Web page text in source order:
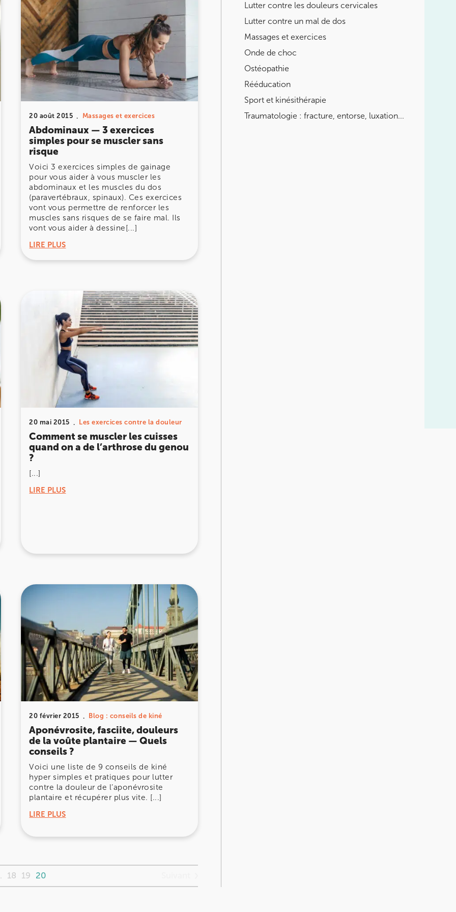
DOULEURS ET BLESSURES DE LA HANCHE ET DE
LA CUISSE
DOULEURS ET BLESSURES DU GENOU ET DE LA
LES MALADIES EN RHUMATOLOGIE
DÉBUTER OU REPRENDRE LE
SPORT
DU SPORT POUR PRÉPARER LES
BOOSTER LES PERFORMANCES
20 août 2015 Massages et exercices
Abdominaux — 3 exercices
simples pour se muscler sans
risque
Voici 3 exercices simples de gainage
pour vous aider à vous muscler les
abdominaux et les muscles du dos
(paravertébraux, spinaux). Ces exercices
vont vous permettre de renforcer les
muscles sans risques de se faire mal. Ils
vont vous aider à dessine[...]
LIRE PLUS
20 mai 2015 Les exercices contre la douleur
Comment se muscler les cuisses
quand on a de l’arthrose du genou
?
[...]
LIRE PLUS
20 février 2015 Blog : conseils de kiné
Aponévrosite, fasciite, douleurs
de la voûte plantaire — Quels
conseils ?
Voici une liste de 9 conseils de kiné
hyper simples et pratiques pour lutter
contre la douleur de l’aponévrosite
plantaire et récupérer plus vite. [...]
LIRE PLUS
18 19 20
Lutter contre les douleurs cervicales
Lutter contre un mal de dos
Massages et exercices
Onde de choc
Ostéopathie
Rééducation
Sport et kinésithérapie
Traumatologie : fracture, entorse, luxation...
Malabry
Malabry